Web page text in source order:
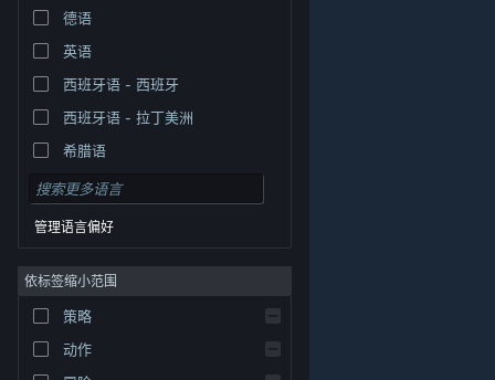
© Valve Corporation。保留所有权利。所有商标均为其在
律信息| 无障碍
德语
英语
西班牙语 - 西班牙
西班牙语 - 拉丁美洲
希腊语
管理语言偏好
依标签缩小范围
策略
动作